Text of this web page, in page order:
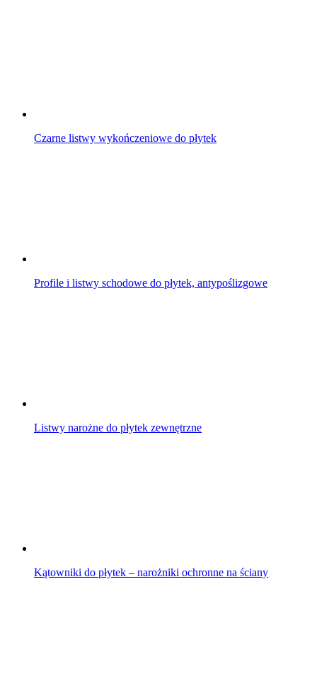
Czarne listwy wykończeniowe do płytek
Profile i listwy schodowe do płytek, antypoślizgowe
Listwy narożne do płytek zewnętrzne
Kątowniki do płytek – narożniki ochronne na ściany